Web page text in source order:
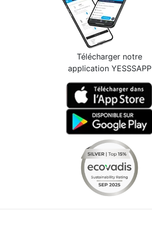
Télécharger notre
application YESSSAPP